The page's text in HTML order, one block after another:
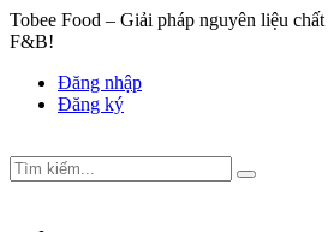
Tobee Food – Giải pháp nguyên liệu
F&B!
Đăng nhập
Đăng ký